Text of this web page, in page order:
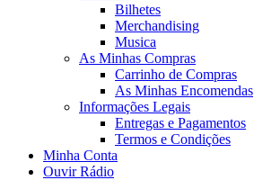
Bilhetes
Merchandising
Musica
As Minhas Compras
Carrinho de Compras
As Minhas Encomendas
Informações Legais
Entregas e Pagamentos
Termos e Condições
Minha Conta
Ouvir Rádio